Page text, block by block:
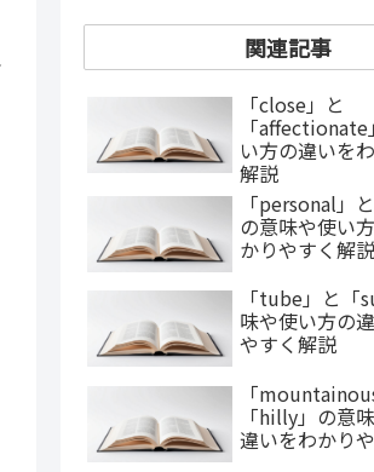
関連記事
「close」と
「
い方の違いを
解説
「personal」
の意味や使い
かりやすく解説
「tube」と「
味や使い方の
やすく解説
「
「hilly」の意
違いをわかり